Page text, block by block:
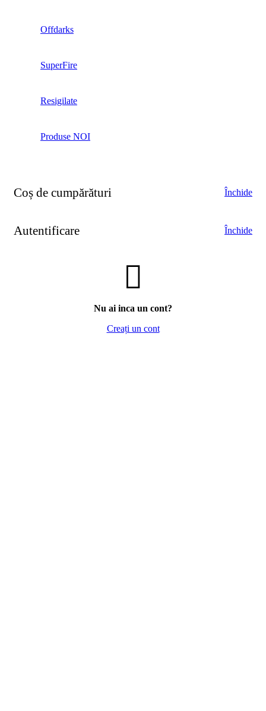
Offdarks
SuperFire
Resigilate
Produse NOI
Coș de cumpărături Închide
Autentificare Închide
Nu ai inca un cont?
Creați un cont